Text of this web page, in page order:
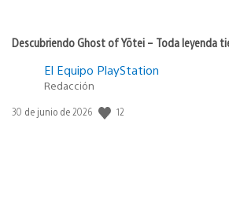
Descubriendo Ghost of Yōtei – Toda leyenda
El Equipo PlayStation
Redacción
Fecha
30 de junio de 2026 12